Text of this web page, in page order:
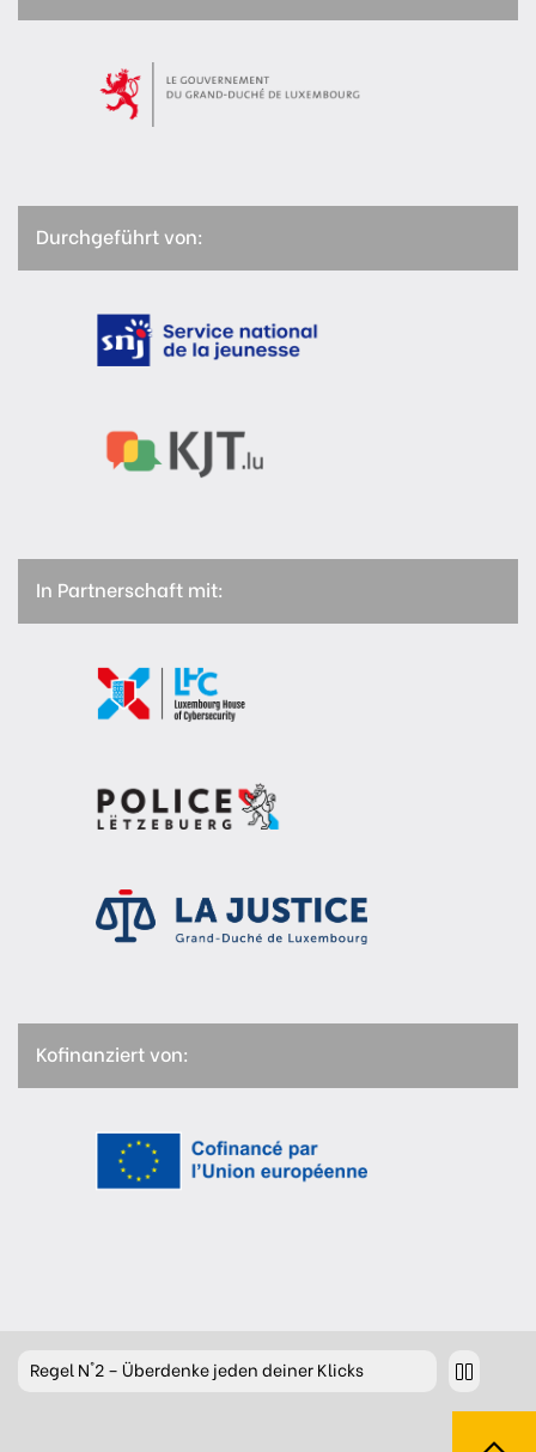
Durchgeführt von:
In Partnerschaft mit:
Kofinanziert von:
Regel N°2 – Überdenke jeden deiner Klicks